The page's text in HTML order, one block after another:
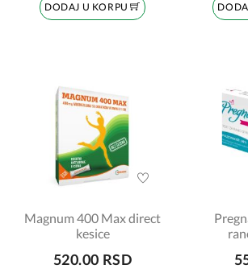
DODAJ U KORPU
Magnum 400 Max direct
kesice
520.00 RSD